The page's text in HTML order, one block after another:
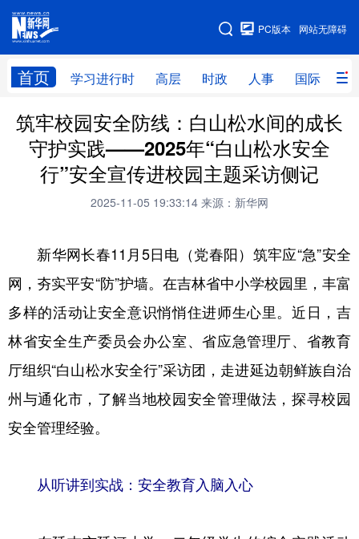
网站无障碍
PC版本
首页 学习进行时 高层 时政 人事 国际 财
网站地图
学习进行时 高层 时政 人事
国际 财经 网评 港澳
台湾 思客智库 全球连线 教育
文化 书画 健康 军事
访谈 视频 图片 政务
法律 中央文件 金融 汽车
学术中国 乡村振兴 银龄 溯源中国
城市
公益 一带一路 亚太网
筑牢校园安全防线：白山松水间的成长
守护实践——2025年“白山松水安全
行”安全宣传进校园主题采访侧记
2025-11-05 19:33:14 来源：新华网
新华网长春11月5日电（党春阳）筑牢应“急”安全
网，夯实平安“防”护墙。在吉林省中小学校园里，丰富
多样的活动让安全意识悄悄住进师生心里。近日，吉
林省安全生产委员会办公室、省应急管理厅、省教育
厅组织“白山松水安全行”采访团，走进延边朝鲜族自治
州与通化市，了解当地校园安全管理做法，探寻校园
安全管理经验。
从听讲到实战：安全教育入脑入心